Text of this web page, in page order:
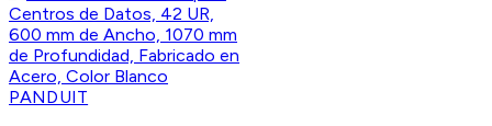
PANDUIT